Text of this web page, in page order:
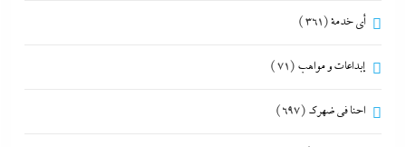
أي خدمة(361)
إبداعات و مواهب (71)
احنا في ضهرك (697)